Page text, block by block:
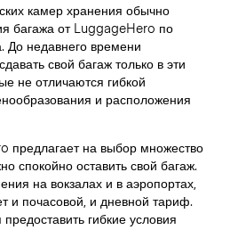
камер хранения обычно
багажа от LuggageHero по
До недавнего времени
свой багаж только в эти
не отличаются гибкой
и расположения
предлагает на выбор множество
спокойно оставить свой багаж.
на вокзалах и в аэропортах,
и почасовой, и дневной тариф.
гибкие условия